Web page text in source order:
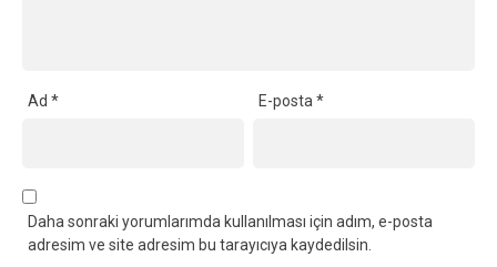
Ad * E-posta*
Daha sonraki yorumlarımda kullanılması için adım, e-posta
adresim ve site adresim bu tarayıcıya kaydedilsin.